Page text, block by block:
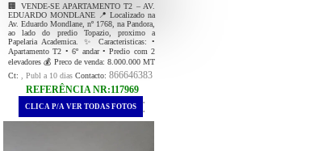
🏢 VENDE-SE APARTAMENTO T2 – AV.
EDUARDO MONDLANE 📍 Localizado na
Av. Eduardo Mondlane, nº 1768, na Pandora,
ao lado do predio Topazio, proximo a
Papelaria Academica. ✨ Caracteristicas: •
Apartamento T2 • 6º andar • Predio com 2
elevadores 💰 Preco de venda: 8.000.000 MT
Ct:
, Publ a 10 dias Contacto: 866646383
REFERÊNCIA NR:117969
.
CLICA P/A VER TODAS FOTOS .